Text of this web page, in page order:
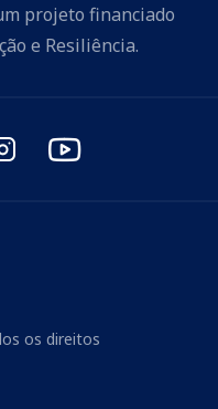
projeto financiado
e Resiliência.
os direitos